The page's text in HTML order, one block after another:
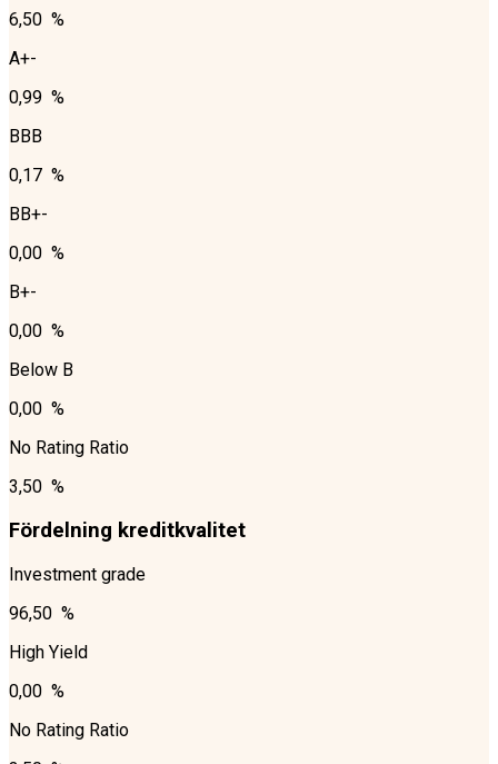
6,50 %
A+-
0,99 %
BBB
0,17 %
BB+-
0,00 %
B+-
0,00 %
Below B
0,00 %
No Rating Ratio
3,50 %
Fördelning kreditkvalitet
Investment grade
96,50 %
High Yield
0,00 %
No Rating Ratio